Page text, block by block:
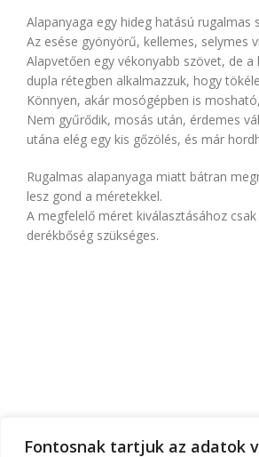
Fontosnak tartjuk az adatok
Alapanyaga egy hideg hatású rugalmas
Az esése gyönyörű, kellemes, selymes
Alapvetően egy vékonyabb szövet, de a
dupla rétegben alkalmazzuk, hogy
Könnyen, akár mosógépben is
Nem gyűrődik, mosás után, érdemes
utána elég egy kis gőzölés, és már
Rugalmas alapanyaga miatt bátran
lesz gond a méretekkel.
A megfelelő méret kiválasztásához
derékbőség szükséges.
FŐOLDAL RÓLUNK TEMATIKA FONTOS